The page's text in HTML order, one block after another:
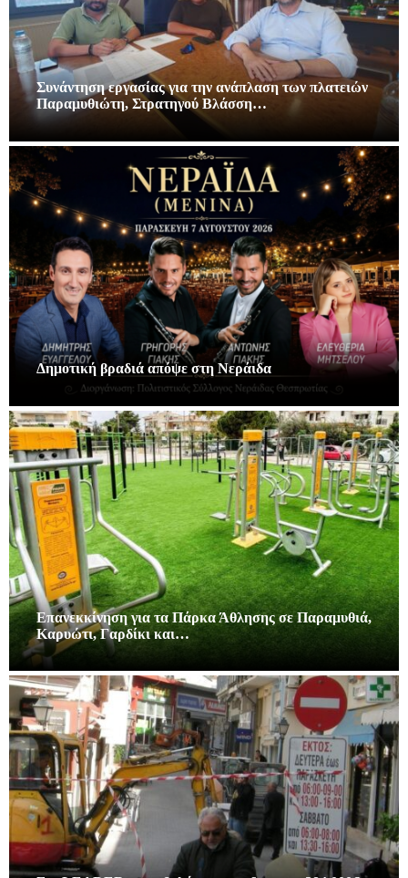
Συνάντηση εργασίας για την ανάπλαση των πλατειών
Παραμυθιώτη, Στρατηγού Βλάσση…
Δημοτική βραδιά απόψε στη Νεράιδα
Επανεκκίνηση για τα Πάρκα Άθλησης σε Παραμυθιά,
Καρυώτι, Γαρδίκι και…